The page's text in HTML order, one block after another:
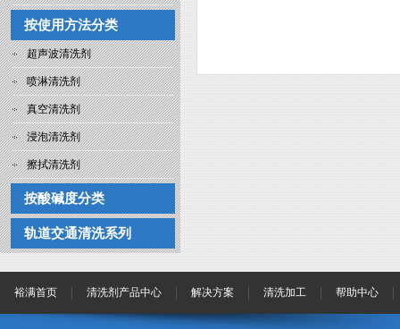
按使用方法分类
超声波清洗剂
喷淋清洗剂
真空清洗剂
浸泡清洗剂
擦拭清洗剂
按酸碱度分类
轨道交通清洗系列
裕满首页 清洗剂产品中心 解决方案 清洗加工 帮助中心